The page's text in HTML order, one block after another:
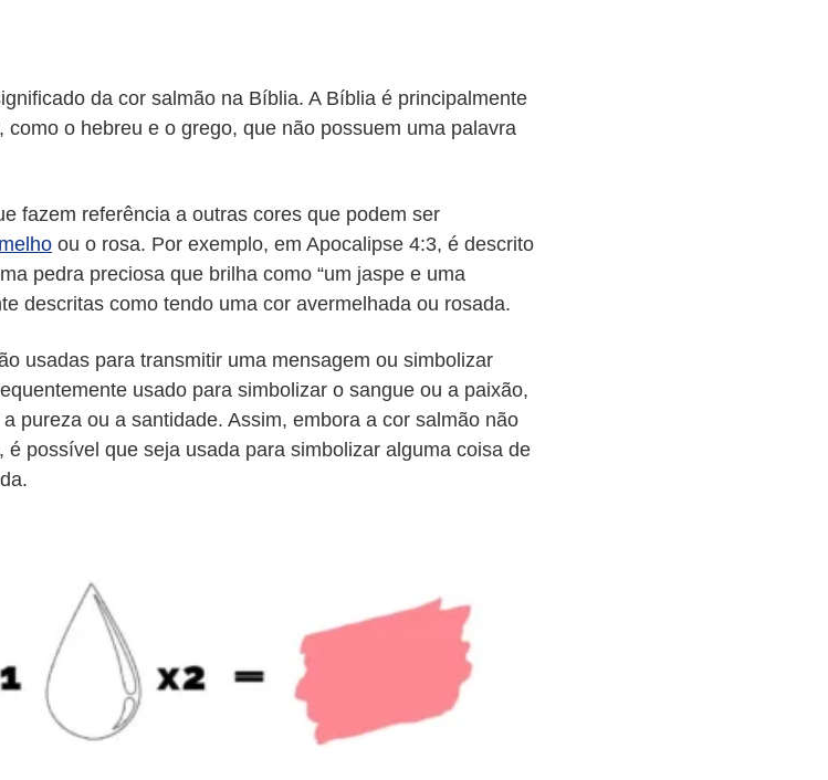
da cor salmão na Bíblia. A Bíblia é principalmente
o hebreu e o grego, que não possuem uma palavra
fazem referência a outras cores que podem ser
ou o rosa. Por exemplo, em Apocalipse 4:3, é descrito
pedra preciosa que brilha como “um jaspe e uma
descritas como tendo uma cor avermelhada ou rosada.
usadas para transmitir uma mensagem ou simbolizar
usado para simbolizar o sangue ou a paixão,
pureza ou a santidade. Assim, embora a cor salmão não
possível que seja usada para simbolizar alguma coisa de